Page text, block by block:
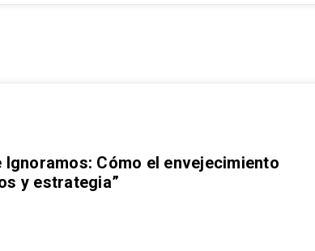
Ignoramos: Cómo el envejecimiento
y estrategia”